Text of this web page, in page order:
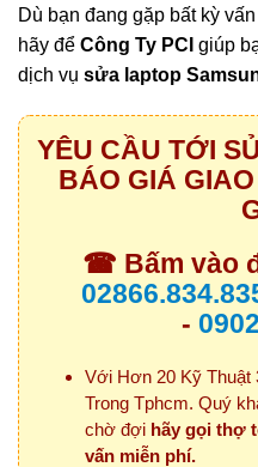
Dù bạn đang gặp bất kỳ
hãy để Công Ty PCI giúp
dịch vụ sửa laptop
YÊU CẦU TỚI
BÁO GIÁ
☎ Bấm vào
-
Với Hơn 20 Kỹ Thuật
Trong Tphcm. Quý
chờ đợi hãy gọi thợ
vấn miễn phí.